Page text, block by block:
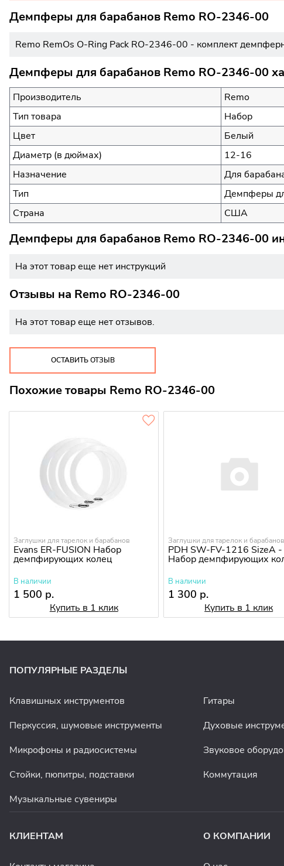
Демпферы для барабанов Remo RO-2346-00
Remo RemOs O-Ring Pack RO-2346-00 - комплект
Демпферы для барабанов Remo RO-2346-00
Производитель
Remo
Тип товара
Набор
Цвет
Белый
Диаметр (в дюймах)
12-16
Назначение
Для
Тип
Демпферы
Страна
США
Демпферы для барабанов Remo RO-2346-00
На этот товар еще нет инструкций
Отзывы на Remo RO-2346-00
На этот товар еще нет отзывов.
ОСТАВИТЬ ОТЗЫВ
Похожие товары Remo RO-2346-00
Заглушки для тарелок и барабанов
Evans ER-FUSION Набор
демпфирующих колец
В наличии
1 500 р.
Купить в 1 клик
Заглушки для тарелок и барабанов
PDH SW-FV-1216 SizeA -
Набор демпфирующих
В наличии
1 300 р.
Купить в 1 клик
ПОПУЛЯРНЫЕ РАЗДЕЛЫ
Клавишных инструментов Гитары
Перкуссия, шумовые инструменты
Духовые
Микрофоны и радиосистемы
Звуковое
Стойки, пюпитры, подставки
Коммутация
Музыкальные сувениры
КЛИЕНТАМ О КОМПАНИИ